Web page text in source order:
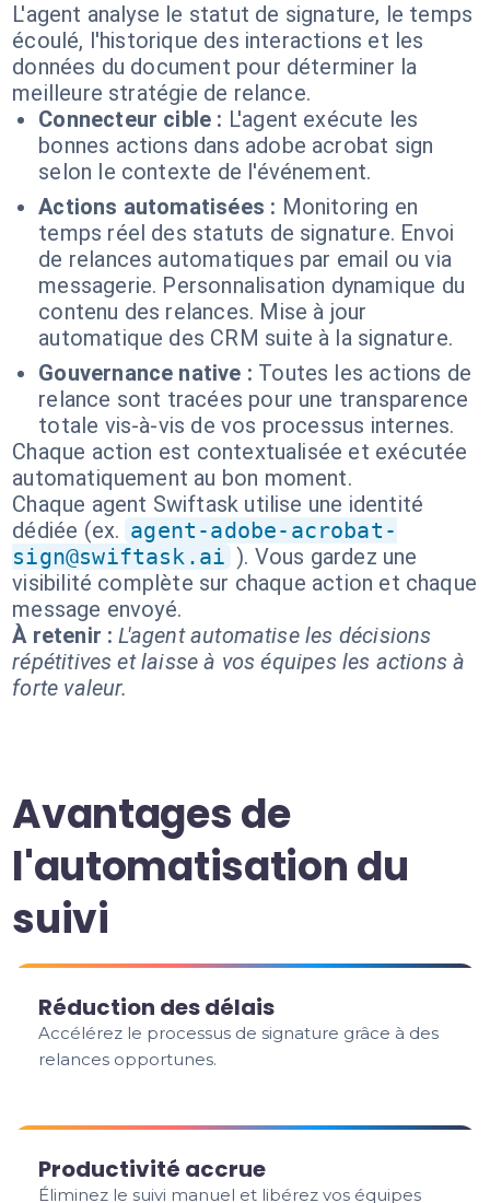
L'agent analyse le statut de signature, le temps
écoulé, l'historique des interactions et les
données du document pour déterminer la
meilleure stratégie de relance.
Connecteur cible : L'agent exécute les
bonnes actions dans adobe acrobat sign
selon le contexte de l'événement.
Actions automatisées : Monitoring en
temps réel des statuts de signature. Envoi
de relances automatiques par email ou via
messagerie. Personnalisation dynamique du
contenu des relances. Mise à jour
automatique des CRM suite à la signature.
Gouvernance native : Toutes les actions de
relance sont tracées pour une transparence
totale vis-à-vis de vos processus internes.
Chaque action est contextualisée et exécutée
automatiquement au bon moment.
Chaque agent Swiftask utilise une identité
dédiée (ex. agent-adobe-acrobat-
sign@swiftask.ai ). Vous gardez une
visibilité complète sur chaque action et chaque
message envoyé.
À retenir : L'agent automatise les décisions
répétitives et laisse à vos équipes les actions à
forte valeur.
Avantages de
l'automatisation du
suivi
Réduction des délais
Accélérez le processus de signature grâce à des
relances opportunes.
Productivité accrue
Éliminez le suivi manuel et libérez vos équipes